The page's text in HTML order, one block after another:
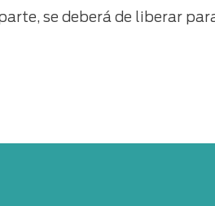
se deberá de liberar